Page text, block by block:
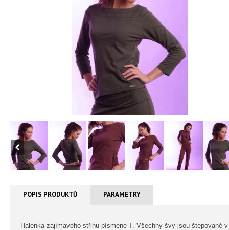
POPIS PRODUKTŮ PARAMETRY
Halenka zajímavého střihu písmene T. Všechny švy jsou štepované